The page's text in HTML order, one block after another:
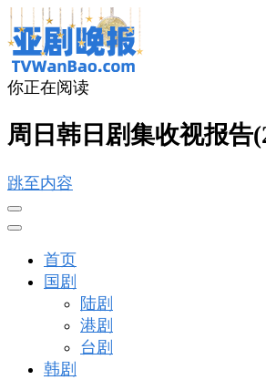
你正在阅读
周日韩日剧集收视报告
跳至内容
首页
国剧
陆剧
港剧
台剧
韩剧